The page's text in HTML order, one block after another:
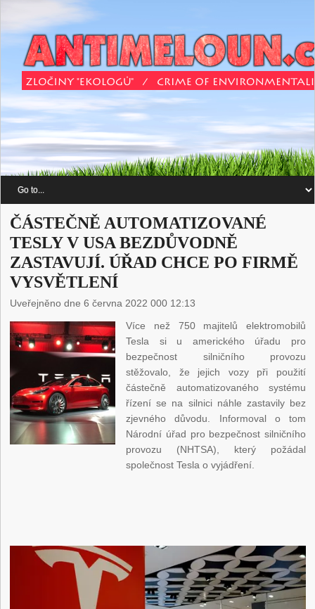
ČÁSTEČNĚ AUTOMATIZOVANÉ
TESLY V USA BEZDŮVODNĚ
ZASTAVUJÍ. ÚŘAD CHCE PO FIRMĚ
VYSVĚTLENÍ
Uveřejněno dne 6 června 2022 000 12:13
Více než 750 majitelů elektromobilů
Tesla si u amerického úřadu pro
bezpečnost silničního provozu
stěžovalo, že jejich vozy při použití
částečně automatizovaného systému
řízení se na silnici náhle zastavily bez
zjevného důvodu. Informoval o tom
Národní úřad pro bezpečnost silničního
provozu (NHTSA), který požádal
společnost Tesla o vyjádření.